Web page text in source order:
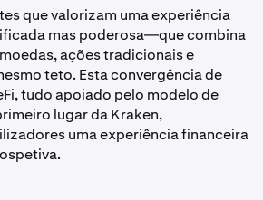
que valorizam uma experiência
mas poderosa—que combina
ações tradicionais e
teto. Esta convergência de
tudo apoiado pelo modelo de
lugar da Kraken,
uma experiência financeira